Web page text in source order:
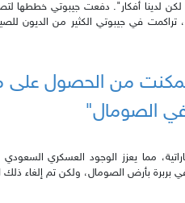
لدينا أفكار". دفعت جيبوتي خططها
في جيبوتي الكثير من الديون
تمكنت من الحصول
الصومال"
مما يعزز الوجود العسكري
بربرة بأرض الصومال، ولكن تم إلغاء ذلك